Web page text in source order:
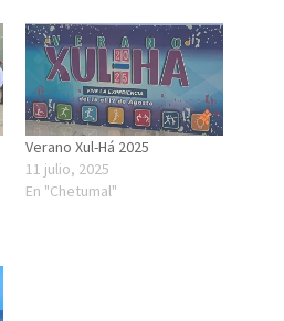
Verano Xul-Há 2025
11 julio, 2025
En "Chetumal"